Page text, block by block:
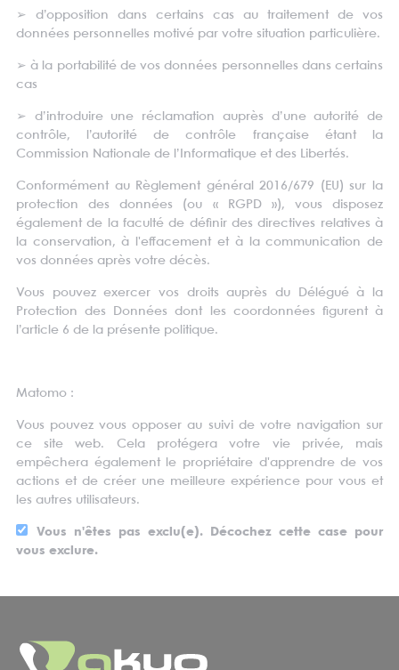
➢ d’opposition dans certains cas au traitement de vos
données personnelles motivé par votre situation particulière.
➢à la portabilité de vos données personnelles dans certains
cas
➢ d’introduire une réclamation auprès d’une autorité de
contrôle, l’autorité de contrôle française étant la
Commission Nationale de l’Informatique et des Libertés.
Conformément au Règlement général 2016/679 (EU) sur la
protection des données (ou « RGPD »), vous disposez
également de la faculté de définir des directives relatives à
la conservation, à l'effacement et à la communication de
vos données après votre décès.
Vous pouvez exercer vos droits auprès du Délégué à la
Protection des Données dont les coordonnées figurent à
l’article 6 de la présente politique.
Matomo :
Vous pouvez vous opposer au suivi de votre navigation sur
ce site web. Cela protégera votre vie privée, mais
empêchera également le propriétaire d'apprendre de vos
actions et de créer une meilleure expérience pour vous et
les autres utilisateurs.
Vous n'êtes pas exclu(e). Décochez cette case pour
vous exclure.